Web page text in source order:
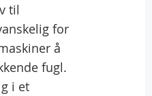
til
for
å
fugl.
i et